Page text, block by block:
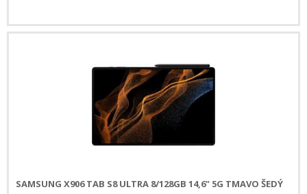
SAMSUNG X906 TAB S8 ULTRA 8/128GB 14,6" 5G TMAVO ŠEDÝ